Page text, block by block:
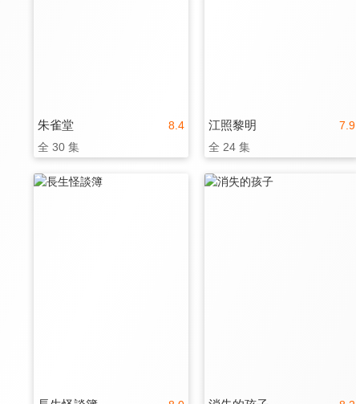
8.4
朱雀堂
全 30 集
7.9
江照黎明
全 24 集